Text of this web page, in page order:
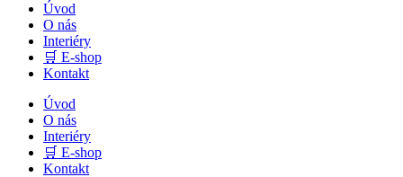
Úvod
O nás
Interiéry
🛒 E-shop
Kontakt
Úvod
O nás
Interiéry
🛒 E-shop
Kontakt